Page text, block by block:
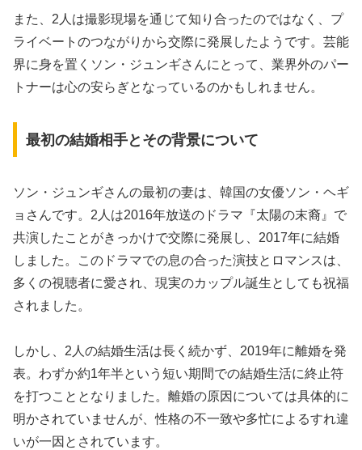
また、2人は撮影現場を通じて知り合ったのではなく、プ
ライベートのつながりから交際に発展したようです。芸能
界に身を置くソン・ジュンギさんにとって、業界外のパー
トナーは心の安らぎとなっているのかもしれません。
最初の結婚相手とその背景について
ソン・ジュンギさんの最初の妻は、韓国の女優ソン・ヘギ
ョさんです。2人は2016年放送のドラマ『太陽の末裔』で
共演したことがきっかけで交際に発展し、2017年に結婚
しました。このドラマでの息の合った演技とロマンスは、
多くの視聴者に愛され、現実のカップル誕生としても祝福
されました。
しかし、2人の結婚生活は長く続かず、2019年に離婚を発
表。わずか約1年半という短い期間での結婚生活に終止符
を打つこととなりました。離婚の原因については具体的に
明かされていませんが、性格の不一致や多忙によるすれ違
いが一因とされています。